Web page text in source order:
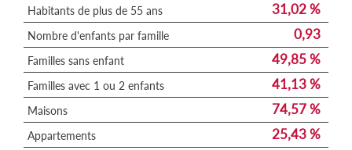
Habitants de plus de 55 ans 31,02 %
Nombre d'enfants par famille 0,93
Familles sans enfant 49,85 %
Familles avec 1 ou 2 enfants 41,13 %
Maisons 74,57 %
Appartements 25,43 %